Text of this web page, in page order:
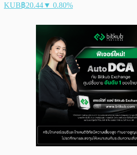
KUB฿20.44▼ 0.80%